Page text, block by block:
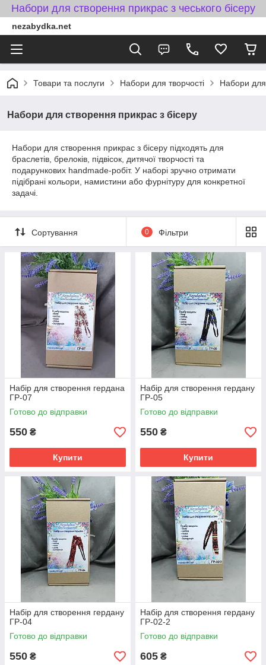
Набори для створення прикрас з чеського бісеру
nezabydka.net
Товари та послуги Набори для творчості Набори для
Набори для створення прикрас з бісеру
Набори для створення прикрас з бісеру підходять для
браслетів, брелоків, підвісок, дитячої творчості та
подарункових handmade-робіт. У наборі зручно отримати
підібрані кольори, намистини або фурнітуру для конкретної
задачі.
Сортування 0 Фільтри
Набір для створення гердана
ГР-07
Готово до відправки
550 ₴
Купити
Набір для створення гердану
ГР-05
Готово до відправки
550 ₴
Купити
Набір для створення гердану
ГР-04
Готово до відправки
550 ₴
Набір для створення гердану
ГР-02-2
Готово до відправки
605 ₴